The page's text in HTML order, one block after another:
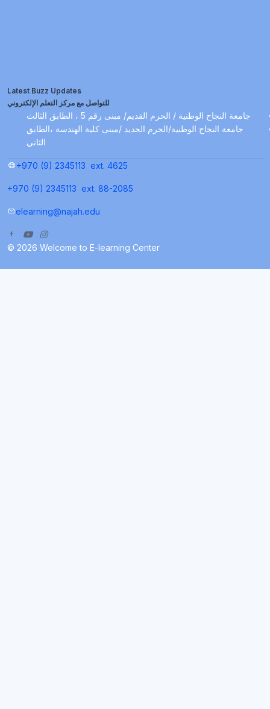
Latest Buzz Updates
للتواصل مع مركز التعلم الإلكتروني
جامعة النجاح الوطنية / الحرم القديم/ مبنى رقم 5 ، الطابق الثالث
جامعة النجاح الوطنية/الحرم الجديد /مبنى كلية الهندسة ،الطابق
الثاني
+970 (9) 2345113 ext. 4625
+970 (9) 2345113 ext. 88-2085
elearning@najah.edu
© 2026 Welcome to E-learning Center